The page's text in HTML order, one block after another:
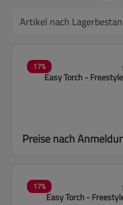
17%
Easy Torch -
Preise nach
17%
Easy Torch -